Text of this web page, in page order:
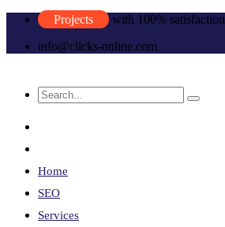
Projects with 100% satisfaction
info@clicks-online.com
Home
SEO
Services